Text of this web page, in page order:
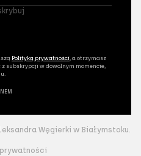
Polityką prywatności , a otrzymasz
subskrypcji w dowolnym momencie,
Węgierki w Białymstoku.